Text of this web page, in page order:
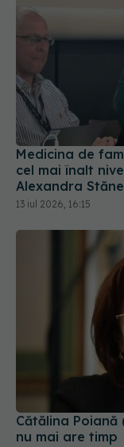
Medicina de
cel mai înalt
Alexandra
comunitate
13 iul 2026, 16:15
Cătălina Poiană
nu mai are timp